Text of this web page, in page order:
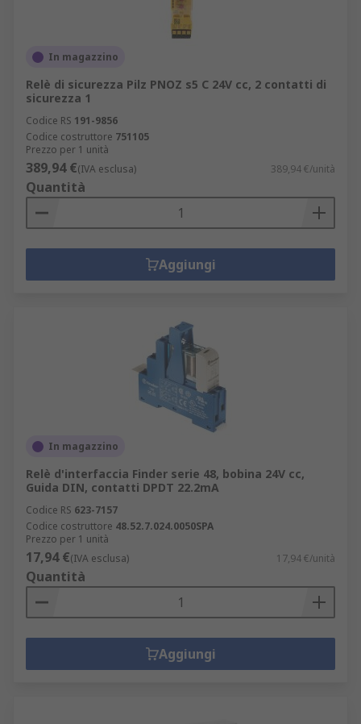
In magazzino
Relè di sicurezza Pilz PNOZ s5 C 24V cc, 2 contatti di
sicurezza 1
Codice RS 191-9856
Codice costruttore 751105
Prezzo per 1 unità
389,94 €(IVA esclusa) 389,94 €/unità
Quantità
Aggiungi
In magazzino
Relè d'interfaccia Finder serie 48, bobina 24V cc,
Guida DIN, contatti DPDT 22.2mA
Codice RS 623-7157
Codice costruttore 48.52.7.024.0050SPA
Prezzo per 1 unità
17,94 €(IVA esclusa) 17,94 €/unità
Quantità
Aggiungi